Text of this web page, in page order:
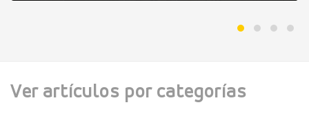
Ver artículos por categorías